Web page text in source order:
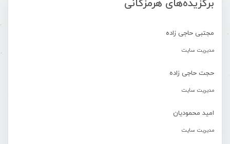
برگزیده‌های هرمزگانی
مجتبی حاجی زاده
مدیریت سایت
حجت حاجی زاده
مدیریت سایت
امید محمودیان
مدیریت سایت